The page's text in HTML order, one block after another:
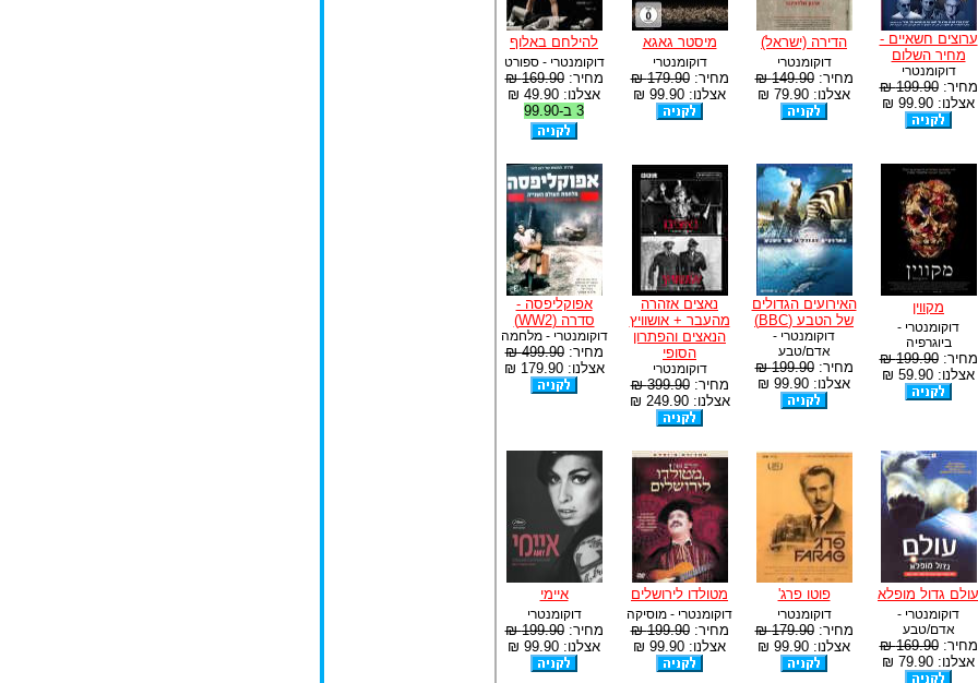
ערוצים חשאיים -
מחיר השלום
דוקומנטרי
מחיר:199.90 ₪
אצלנו: 99.90 ₪
הדירה (ישראל)
דוקומנטרי
מחיר:149.90 ₪
אצלנו: 79.90 ₪
מיסטר גאגא
דוקומנטרי
מחיר:179.90 ₪
אצלנו: 99.90 ₪
להילחם באלוף
דוקומנטרי - ספורט
מחיר:169.90 ₪
אצלנו: 49.90 ₪
3 ב-99.90
מקווין
דוקומנטרי -
ביוגרפיה
מחיר:199.90 ₪
אצלנו: 59.90 ₪
האירועים הגדולים
של הטבע (BBC)
דוקומנטרי -
אדם/טבע
מחיר:199.90 ₪
אצלנו: 99.90 ₪
נאצים אזהרה
מהעבר + אושוויץ
הנאצים והפתרון
הסופי
דוקומנטרי
מחיר:399.90 ₪
אצלנו: 249.90 ₪
אפוקליפסה -
סדרה (WW2)
דוקומנטרי - מלחמה
מחיר:499.90 ₪
אצלנו: 179.90 ₪
עולם גדול מופלא
דוקומנטרי -
אדם/טבע
מחיר:169.90 ₪
אצלנו: 79.90 ₪
פוטו פרג'
דוקומנטרי
מחיר:179.90 ₪
אצלנו: 99.90 ₪
מטולדו לירושלים
דוקומנטרי - מוסיקה
מחיר:199.90 ₪
אצלנו: 99.90 ₪
איימי
דוקומנטרי
מחיר:199.90 ₪
אצלנו: 99.90 ₪